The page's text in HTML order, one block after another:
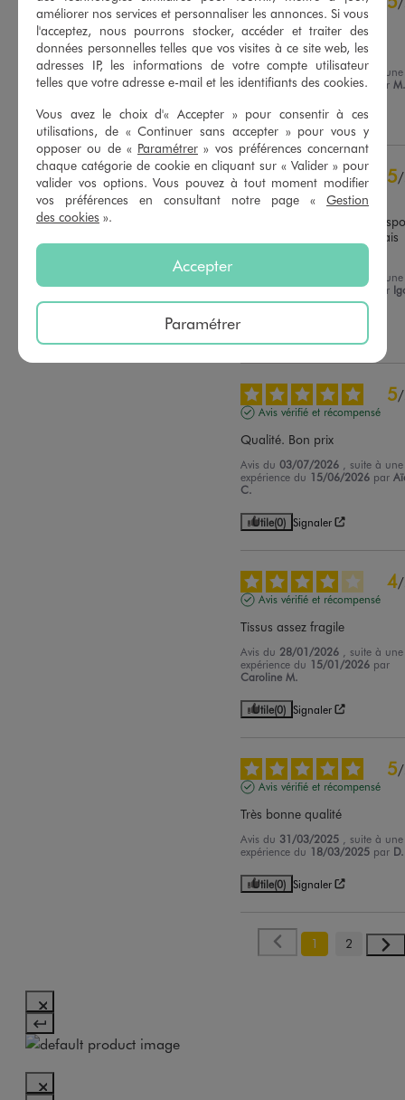
Basé sur 6 avis soumis à un
Voir tous les avis sur ce site
5étoiles
5
étoiles
3étoiles
0
2étoiles
Avis vérifié et récompensé
Excellent
Avis du17/07/2026 , suite à une
expérience du04/07/2026 par
Utile (0) Signaler
5/
Avis vérifié et récompensé
.Très bien. La produit
tout à fait à ce que je voulais
, suite à une
expérience du19/06/2026 par
S.
5/
Avis vérifié et récompensé
Qualité. Bon prix
Avis du03/07/2026
, suite à une
expérience du 15/06/2026 par
C.
Utile(0) Signaler
4/
Avis vérifié et récompensé
Tissus assez fragile
Avis du 28/01/2026
, suite à une
expérience du 15/01/2026 par
Caroline M.
Utile(0) Signaler
5/
Avis vérifié et récompensé
Très bonne qualité
Avis du 31/03/2025
, suite à une
expérience du 18/03/2025 par
Utile(0) Signaler
1 2
améliorer nos services et personnaliser les annonces. Si vous
l'acceptez, nous pourrons stocker, accéder et traiter des
données personnelles telles que vos visites à ce site web, les
adresses IP, les informations de votre compte utilisateur
telles que votre adresse e-mail et les identifiants des cookies.
Vous avez le choix d'« Accepter » pour consentir à ces
utilisations, de « Continuer sans accepter » pour vous y
opposer ou de « Paramétrer » vos préférences concernant
chaque catégorie de cookie en cliquant sur « Valider » pour
valider vos options. Vous pouvez à tout moment modifier
vos préférences en consultant notre page « Gestion
des cookies ».
Accepter
Paramétrer